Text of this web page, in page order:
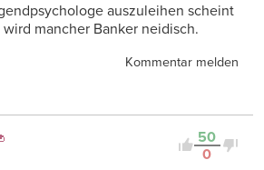
auszuleihen scheint
mancher Banker neidisch.
Kommentar melden
50
0